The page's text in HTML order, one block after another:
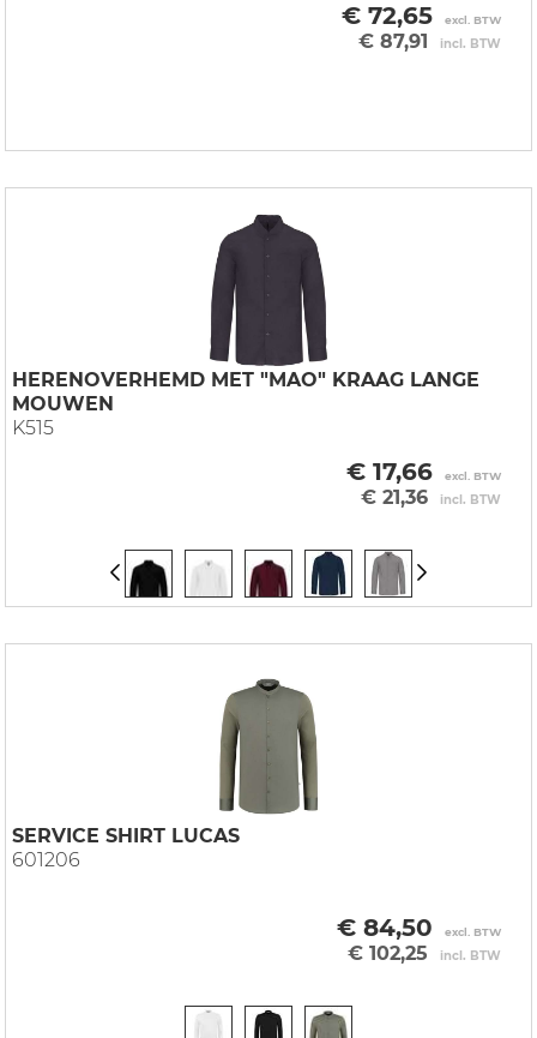
€ 72,65 excl. BTW
€ 87,91 incl. BTW
HERENOVERHEMD MET "MAO" KRAAG LANGE
MOUWEN
K515
€ 17,66 excl. BTW
€ 21,36 incl. BTW
SERVICE SHIRT LUCAS
601206
€ 84,50 excl. BTW
€ 102,25 incl. BTW